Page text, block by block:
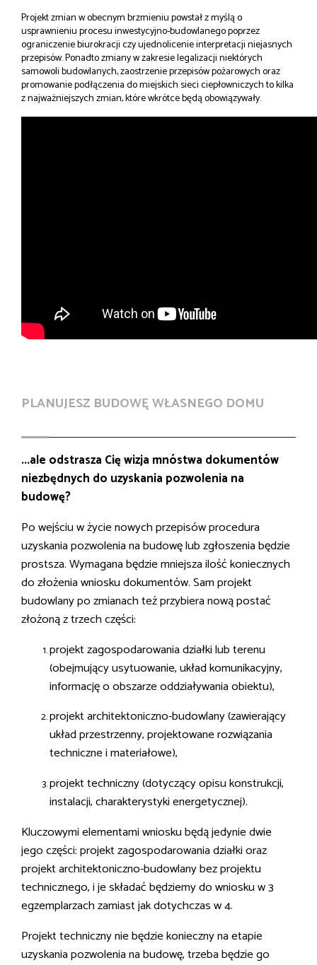
Projekt zmian w obecnym brzmieniu powstał z myślą o
usprawnieniu procesu inwestycyjno-budowlanego poprzez
ograniczenie biurokracji czy ujednolicenie interpretacji niejasnych
przepisów. Ponadto zmiany w zakresie legalizacji niektórych
samowoli budowlanych, zaostrzenie przepisów pożarowych oraz
promowanie podłączenia do miejskich sieci ciepłowniczych to kilka
z najważniejszych zmian, które wkrótce będą obowiązywały.
PLANUJESZ BUDOWĘ WŁASNEGO DOMU
...ale odstrasza Cię wizja mnóstwa dokumentów
niezbędnych do uzyskania pozwolenia na
budowę?
Po wejściu w życie nowych przepisów procedura
uzyskania pozwolenia na budowę lub zgłoszenia będzie
prostsza. Wymagana będzie mniejsza ilość koniecznych
do złożenia wniosku dokumentów. Sam projekt
budowlany po zmianach też przybiera nową postać
złożoną z trzech części:
projekt zagospodarowania działki lub terenu
(obejmujący usytuowanie, układ komunikacyjny,
informację o obszarze oddziaływania obiektu),
projekt architektoniczno-budowlany (zawierający
układ przestrzenny, projektowane rozwiązania
techniczne i materiałowe),
projekt techniczny (dotyczący opisu konstrukcji,
instalacji, charakterystyki energetycznej).
Kluczowymi elementami wniosku będą jedynie dwie
jego części: projekt zagospodarowania działki oraz
projekt architektoniczno-budowlany bez projektu
technicznego, i je składać będziemy do wniosku w 3
egzemplarzach zamiast jak dotychczas w 4.
Projekt techniczny nie będzie konieczny na etapie
uzyskania pozwolenia na budowę, trzeba będzie go